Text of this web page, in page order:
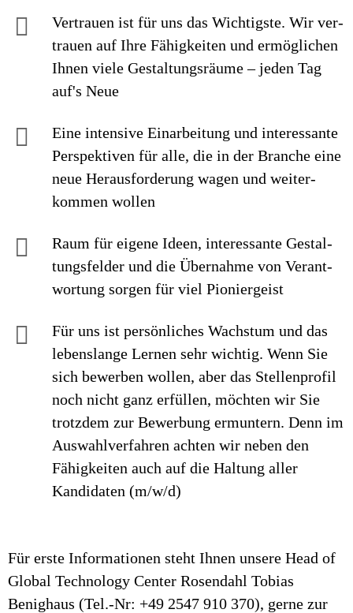
Vertrauen ist für uns das Wichtigste. Wir ver­
trauen auf Ihre Fähig­keiten und ermög­lichen
Ihnen viele Gestaltungs­räume – jeden Tag
auf's Neue
Eine intensive Einarbei­tung und interes­sante
Perspek­tiven für alle, die in der Branche eine
neue Heraus­forderung wagen und weiter­
kommen wollen
Raum für eigene Ideen, inte­res­sante Ge­stal­
tungs­felder und die Über­nahme von Ver­ant­
wor­tung sorgen für viel Pionier­geist
Für uns ist persönliches Wachstum und das
lebenslange Lernen sehr wichtig. Wenn Sie
sich bewerben wollen, aber das Stellenprofil
noch nicht ganz erfüllen, möchten wir Sie
trotzdem zur Bewerbung ermuntern. Denn im
Auswahlverfahren achten wir neben den
Fähigkeiten auch auf die Haltung aller
Kandidaten (m/w/d)
Für erste Informationen steht Ihnen unsere Head of
Global Technology Center Rosendahl Tobias
Benighaus (Tel.-Nr: +49 2547 910 370), gerne zur